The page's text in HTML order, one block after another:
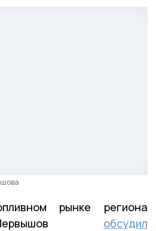
рынке региона
обсудил